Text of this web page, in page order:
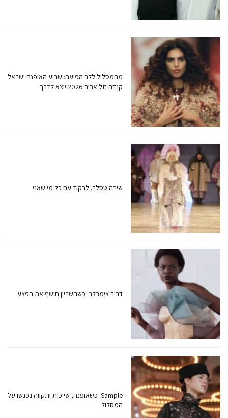
מהמסלול ללב הפועם: שבוע האופנה ישראל
קנדה תל אביב 2026 יוצא לדרך
שירה טסלר. לרקוד עם כל מי שאני
דביר צימבלר. כשהשריון חושף את הפצע
Sample. כשאופנה, שייכות ותקווה נפגשו על
המסלול